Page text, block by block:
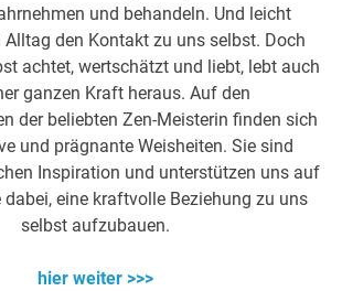
und behandeln. Und leicht
Alltag den Kontakt zu uns selbst. Doch
achtet, wertschätzt und liebt, lebt auch
ganzen Kraft heraus. Auf den
der beliebten Zen-Meisterin finden sich
und prägnante Weisheiten. Sie sind
Inspiration und unterstützen uns auf
dabei, eine kraftvolle Beziehung zu uns
selbst aufzubauen.
hier weiter >>>